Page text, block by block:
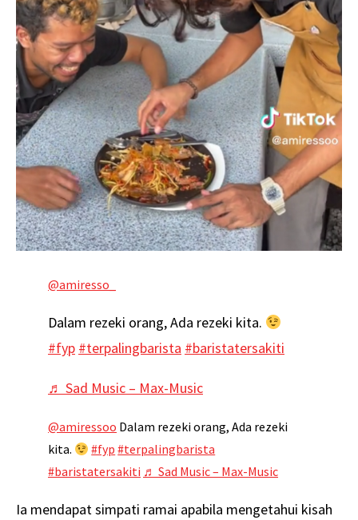
@amiresso_
Dalam rezeki orang, Ada rezeki kita.
#fyp #terpalingbarista #baristatersakiti
♬ Sad Music – Max-Music
@amiressoo Dalam rezeki orang, Ada rezeki
kita.
#fyp #terpalingbarista
#baristatersakiti ♬ Sad Music – Max-Music
Ia mendapat simpati ramai apabila mengetahui kisah